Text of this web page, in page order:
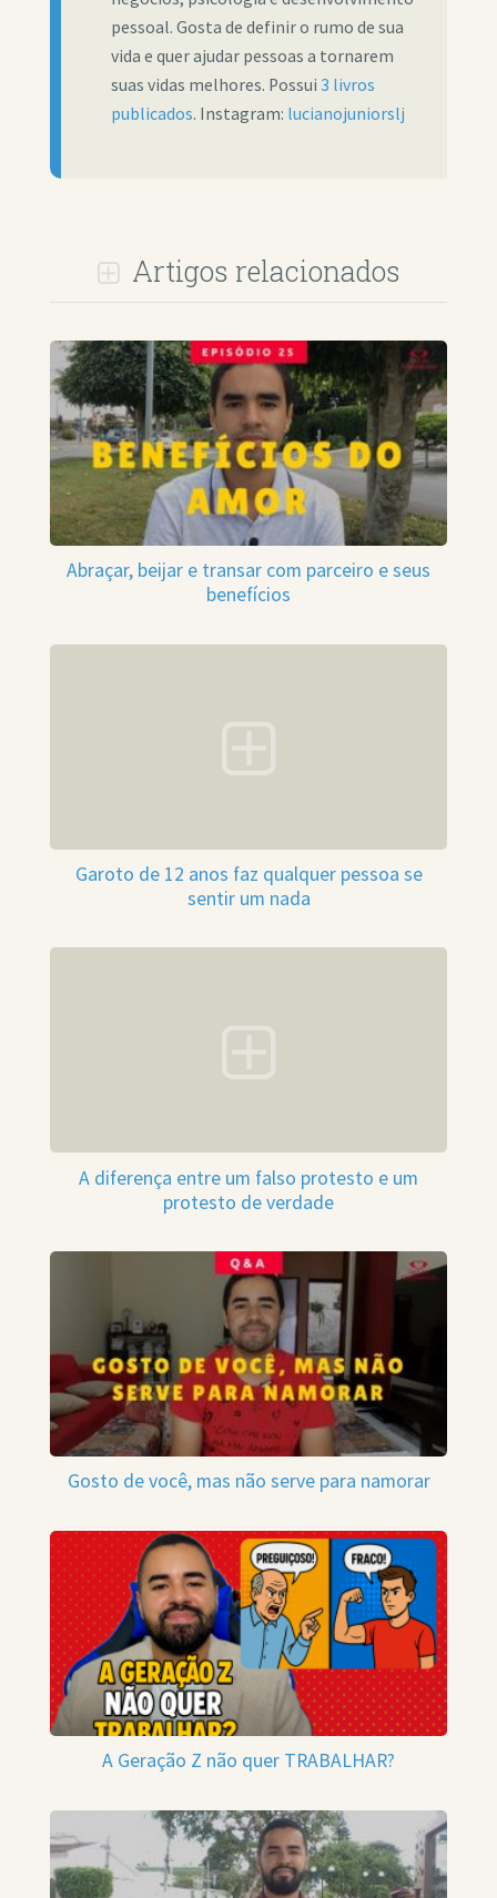
pessoal. Gosta de definir o rumo de sua
vida e quer ajudar pessoas a tornarem
suas vidas melhores. Possui 3 livros
publicados. Instagram: lucianojuniorslj
Artigos relacionados
Abraçar, beijar e transar com parceiro e seus
benefícios
Garoto de 12 anos faz qualquer pessoa se
sentir um nada
A diferença entre um falso protesto e um
protesto de verdade
Gosto de você, mas não serve para namorar
A Geração Z não quer TRABALHAR?